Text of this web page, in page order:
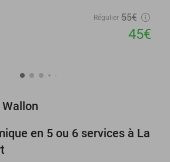
Régulier 55€
45€
18%
en 5 ou 6 services à La